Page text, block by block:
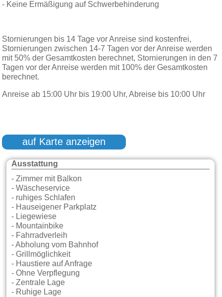
- Keine Ermäßigung auf Schwerbehinderung
Stornierungen bis 14 Tage vor Anreise sind kostenfrei,
Stornierungen zwischen 14-7 Tagen vor der Anreise werden
mit 50% der Gesamtkosten berechnet, Stornierungen in den 7
Tagen vor der Anreise werden mit 100% der Gesamtkosten
berechnet.
Anreise ab 15:00 Uhr bis 19:00 Uhr, Abreise bis 10:00 Uhr
auf Karte anzeigen
Ausstattung
- Zimmer mit Balkon
- Wäscheservice
- ruhiges Schlafen
- Hauseigener Parkplatz
- Liegewiese
- Mountainbike
- Fahrradverleih
- Abholung vom Bahnhof
- Grillmöglichkeit
- Haustiere auf Anfrage
- Ohne Verpflegung
- Zentrale Lage
- Ruhige Lage